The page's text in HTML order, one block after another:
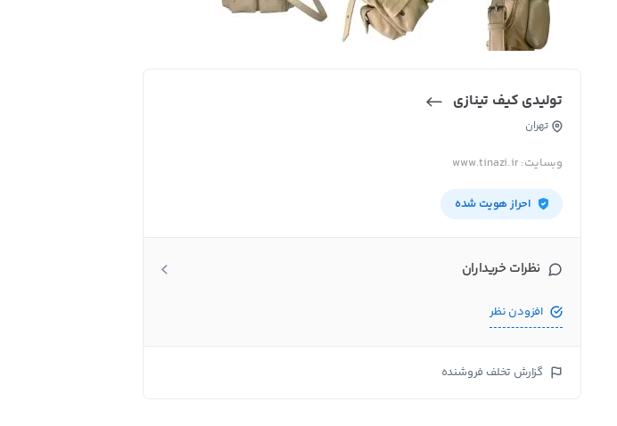
تولیدی کیف تینازی
تهران
وبسایت: www.tinazi.ir
احراز هویت شده
نظرات خریداران
افزودن نظر
گزارش تخلف فروشنده